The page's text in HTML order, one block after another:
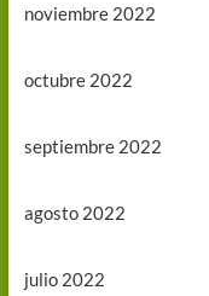
noviembre 2022
octubre 2022
septiembre 2022
agosto 2022
julio 2022